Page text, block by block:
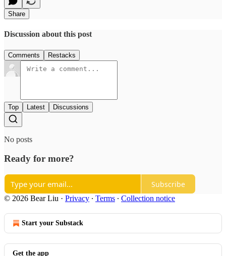
Share
Discussion about this post
Comments Restacks
Top Latest Discussions
No posts
Ready for more?
Subscribe
© 2026 Bear Liu · Privacy ∙ Terms ∙ Collection notice
Start your Substack
Get the app